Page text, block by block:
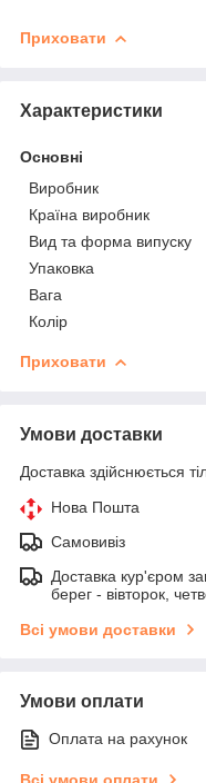
Приховати
Характеристики
Основні
Виробник
Країна виробник
Вид та форма випуску
Упаковка
Вага
Колір
Приховати
Умови доставки
Доставка здійснюється
Нова Пошта
Самовивіз
Доставка кур'єром
берег - вівторок,
Всі умови доставки
Умови оплати
Оплата на рахунок
Всі умови оплати